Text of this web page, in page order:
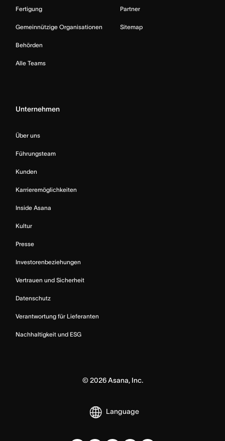
Fertigung
Gemeinnützige Organisationen
Behörden
Alle Teams
Partner
Sitemap
Unternehmen
Über uns
Führungsteam
Kunden
Karrieremöglichkeiten
Inside Asana
Kultur
Presse
Investorenbeziehungen
Vertrauen und Sicherheit
Datenschutz
Verantwortung für Lieferanten
Nachhaltigkeit und ESG
© 2026Asana, Inc.
Language